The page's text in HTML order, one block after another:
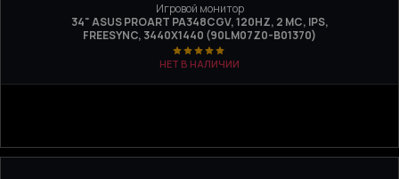
Игровой монитор
34" ASUS PROART PA348CGV, 120HZ, 2 МС, IPS,
FREESYNC, 3440Х1440 (90LM07Z0-B01370)
НЕТ В НАЛИЧИИ